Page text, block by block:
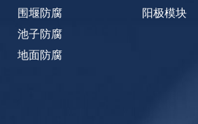
围堰防腐
池子防腐
地面防腐
阳极模块